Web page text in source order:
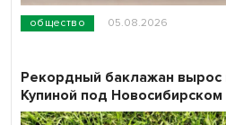
общество 05.08.2026
Рекордный баклажан вырос
Купиной под Новосибирском